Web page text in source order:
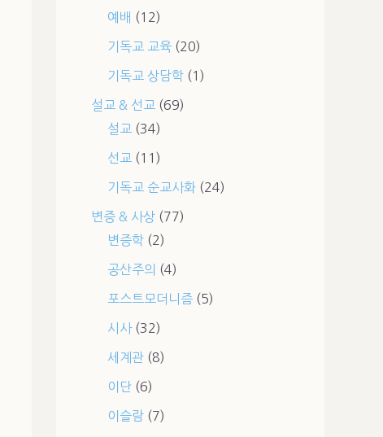
예배 (12)
기독교 교육(20)
기독교 상담학(1)
설교 & 선교 (69)
설교 (34)
선교 (11)
기독교 순교사화(24)
변증 & 사상(77)
변증학(2)
공산주의 (4)
포스트모더니즘(5)
시사(32)
세계관(8)
이단(6)
이슬람(7)